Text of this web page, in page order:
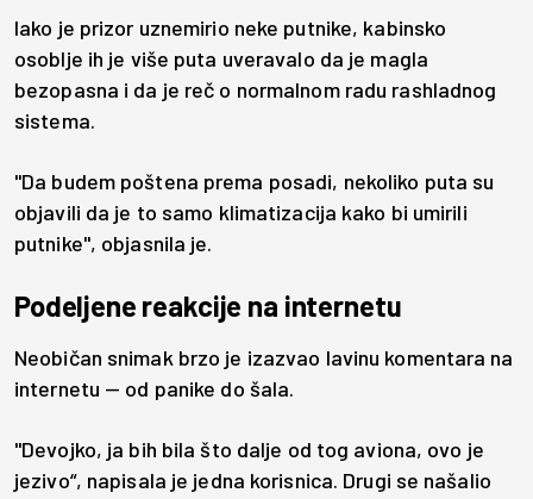
Iako je prizor uznemirio neke putnike, kabinsko
osoblje ih je više puta uveravalo da je magla
bezopasna i da je reč o normalnom radu rashladnog
sistema.
"Da budem poštena prema posadi, nekoliko puta su
objavili da je to samo klimatizacija kako bi umirili
putnike", objasnila je.
Podeljene reakcije na internetu
Neobičan snimak brzo je izazvao lavinu komentara na
internetu — od panike do šala.
"Devojko, ja bih bila što dalje od tog aviona, ovo je
jezivo“, napisala je jedna korisnica. Drugi se našalio